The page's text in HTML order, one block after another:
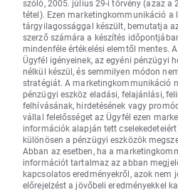
szóló, 2005. július 29-i törvény (azaz a
tétel). Ezen marketingkommunikáció a
tárgyilagossággal készült, bemutatja
szerző számára a készítés
mindenféle értékelési elemtől mentes.
Ügyfél igényeinek, az egyéni pénzügyi
nélkül készül, és semmilyen módon
stratégiát. A marketingkommunikáció
pénzügyi eszköz eladási, felajánlási,
felhívásának, hirdetésének vagy
vállal felelősséget az Ügyfél ezen
információk alapján tett
különösen a pénzügyi eszközök
Abban az esetben, ha a
információt tartalmaz az abban
kapcsolatos eredményekről, azok nem
előrejelzést a jövőbeli eredményekkel